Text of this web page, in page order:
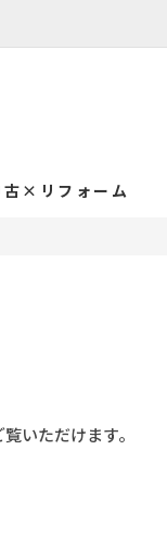
古×リフォーム
いただけます。